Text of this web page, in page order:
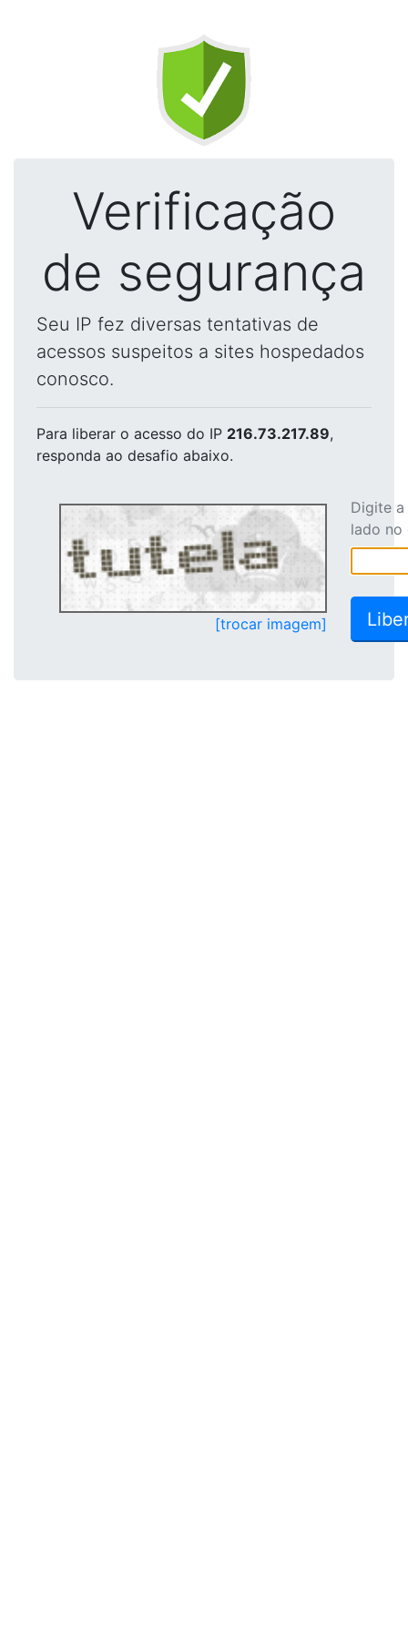
Verificação
de segurança
Seu IP fez diversas tentativas de
acessos suspeitos a sites hospedados
conosco.
Para liberar o acesso do IP 216.73.217.89,
responda ao desafio abaixo.
[trocar imagem]
Digite
lado no